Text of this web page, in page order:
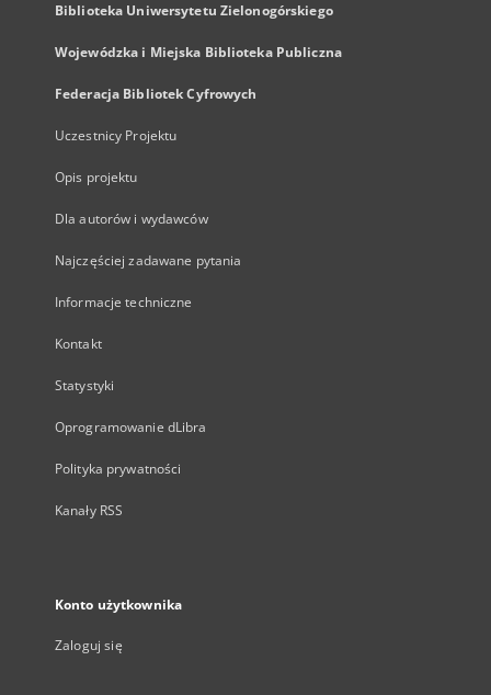
Biblioteka Uniwersytetu Zielonogórskiego
Wojewódzka i Miejska Biblioteka Publiczna
Federacja Bibliotek Cyfrowych
Uczestnicy Projektu
Opis projektu
Dla autorów i wydawców
Najczęściej zadawane pytania
Informacje techniczne
Kontakt
Statystyki
Oprogramowanie dLibra
Polityka prywatności
Kanały RSS
Konto użytkownika
Zaloguj się